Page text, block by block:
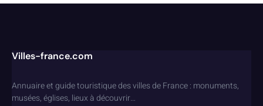
Villes-france.com
Annuaire et guide touristique des villes de France : monuments,
musées, églises, lieux à découvrir…